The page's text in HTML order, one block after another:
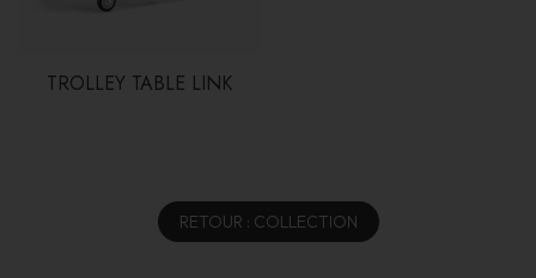
TROLLEY TABLE LINK
RETOUR : COLLECTION